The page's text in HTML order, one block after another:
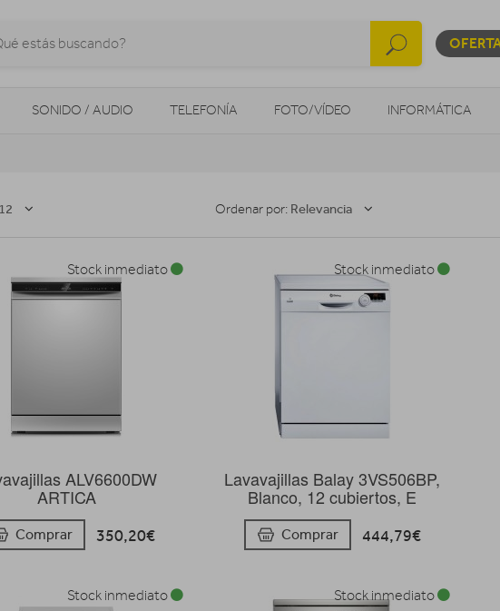
SONIDO / AUDIO TELEFONÍA FOTO/VÍDEO INFORMÁTICA
Ordenar por: Relevancia
ALV6600DW
ARTICA
Comprar 350,20€
Stock inmediato
Lavavajillas Balay 3VS506BP,
Blanco, 12 cubiertos, E
Comprar 444,79€
Stock inmediato
Stock inmediato Stock inmediato